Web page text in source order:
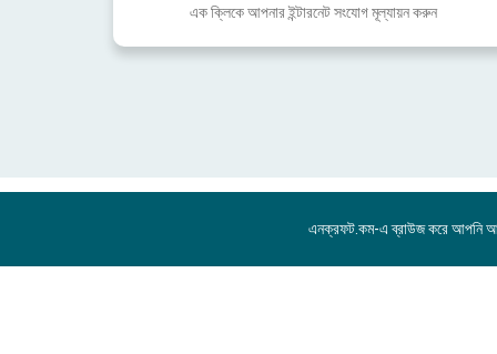
এক ক্লিকে আপনার ইন্টারনেট সংযোগ মূল্যায়ন করুন
এনক্রফট.কম-এ ব্রাউজ করে আপনি